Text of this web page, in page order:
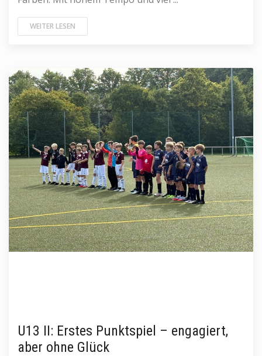
WEITER LESEN
U13 II: Erstes Punktspiel – engagiert,
aber ohne Glück